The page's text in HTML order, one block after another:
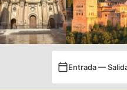
Entrada —